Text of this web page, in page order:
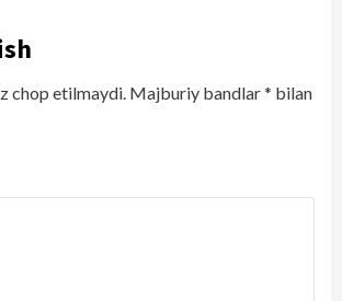
chop etilmaydi. Majburiy bandlar* bilan